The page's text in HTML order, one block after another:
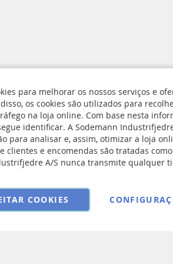
e Cookies
devolução
Subscreva
a
nossa
para melhorar os nossos serviços e
os cookies são utilizados para
na loja online. Com base nesta
identificar. A Sodemann
para analisar e, assim, otimizar a loja
clientes e encomendas são tratadas
A/S nunca transmite qualquer
COOKIES